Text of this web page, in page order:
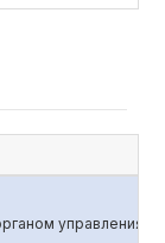
управления